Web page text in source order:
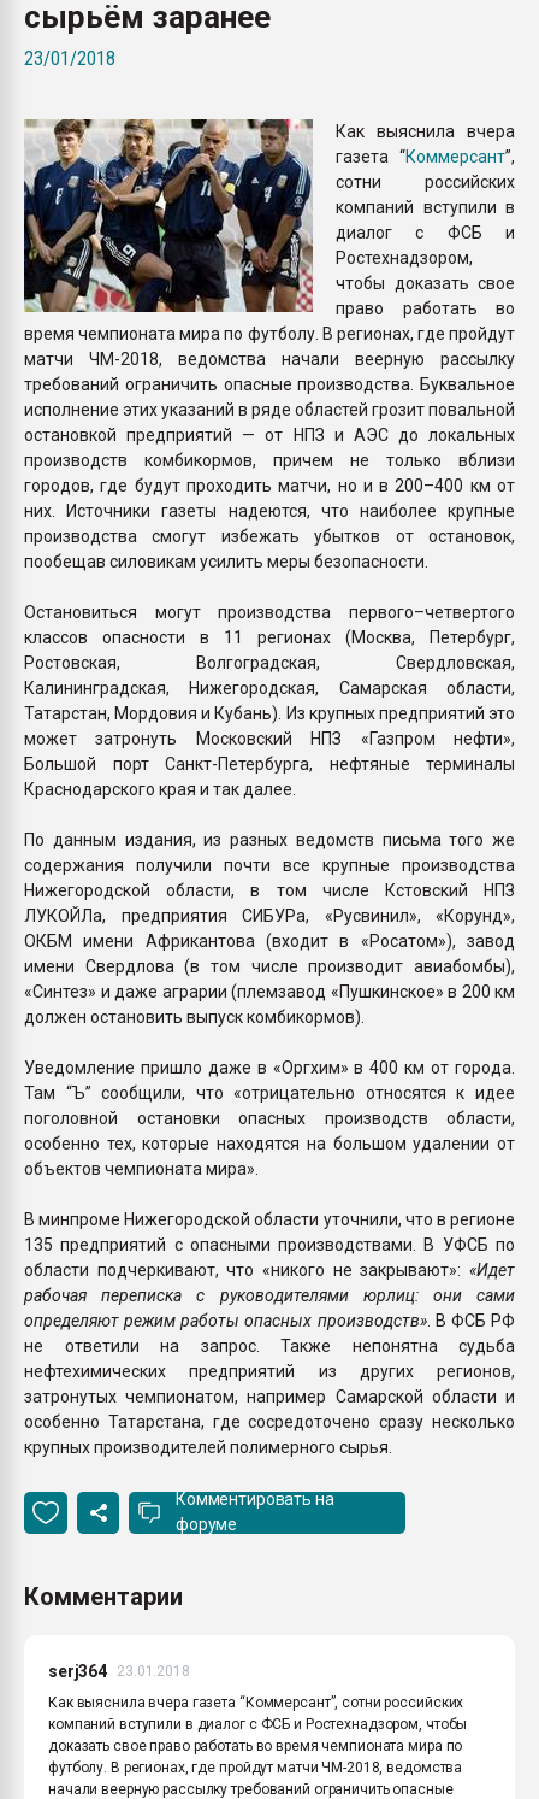
сырьём заранее
23/01/2018
Как выяснила вчера
газета “Коммерсант”,
сотни российских
компаний вступили в
диалог с ФСБ и
Ростехнадзором,
чтобы доказать свое
право работать во
время чемпионата мира по футболу. В регионах, где пройдут
матчи ЧМ-2018, ведомства начали веерную рассылку
требований ограничить опасные производства. Буквальное
исполнение этих указаний в ряде областей грозит повальной
остановкой предприятий — от НПЗ и АЭС до локальных
производств комбикормов, причем не только вблизи
городов, где будут проходить матчи, но и в 200–400 км от
них. Источники газеты надеются, что наиболее крупные
производства смогут избежать убытков от остановок,
пообещав силовикам усилить меры безопасности.
Остановиться могут производства первого–четвертого
классов опасности в 11 регионах (Москва, Петербург,
Ростовская, Волгоградская, Свердловская,
Калининградская, Нижегородская, Самарская области,
Татарстан, Мордовия и Кубань). Из крупных предприятий это
может затронуть Московский НПЗ «Газпром нефти»,
Большой порт Санкт-Петербурга, нефтяные терминалы
Краснодарского края и так далее.
По данным издания, из разных ведомств письма того же
содержания получили почти все крупные производства
Нижегородской области, в том числе Кстовский НПЗ
ЛУКОЙЛа, предприятия СИБУРа, «Русвинил», «Корунд»,
ОКБМ имени Африкантова (входит в «Росатом»), завод
имени Свердлова (в том числе производит авиабомбы),
«Синтез» и даже аграрии (племзавод «Пушкинское» в 200 км
должен остановить выпуск комбикормов).
Уведомление пришло даже в «Оргхим» в 400 км от города.
Там “Ъ” сообщили, что «отрицательно относятся к идее
поголовной остановки опасных производств области,
особенно тех, которые находятся на большом удалении от
объектов чемпионата мира».
В минпроме Нижегородской области уточнили, что в регионе
135 предприятий с опасными производствами. В УФСБ по
области подчеркивают, что «никого не закрывают»: «Идет
рабочая переписка с руководителями юрлиц: они сами
определяют режим работы опасных производств». В ФСБ РФ
не ответили на запрос. Также непонятна судьба
нефтехимических предприятий из других регионов,
затронутых чемпионатом, например Самарской области и
особенно Татарстана, где сосредоточено сразу несколько
крупных производителей полимерного сырья.
Комментировать на
форуме
Комментарии
serj364
23.01.2018
Как выяснила вчера газета “Коммерсант”, сотни российских
компаний вступили в диалог с ФСБ и Ростехнадзором, чтобы
доказать свое право работать во время чемпионата мира по
футболу. В регионах, где пройдут матчи ЧМ-2018, ведомства
начали веерную рассылку требований ограничить опасные